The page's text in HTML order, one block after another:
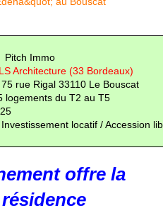
Pitch Immo
LS Architecture (33 Bordeaux)
rue Rigal 33110 Le Bouscat
logements du T2 au T5
Investissement locatif / Accession
offre la